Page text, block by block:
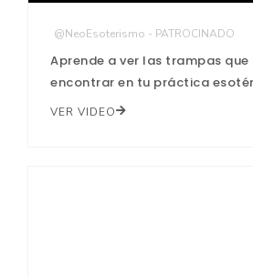
@NeoEsoterismo - PATROCINADO
Aprende a ver las trampas que
encontrar en tu práctica
VER VIDEO